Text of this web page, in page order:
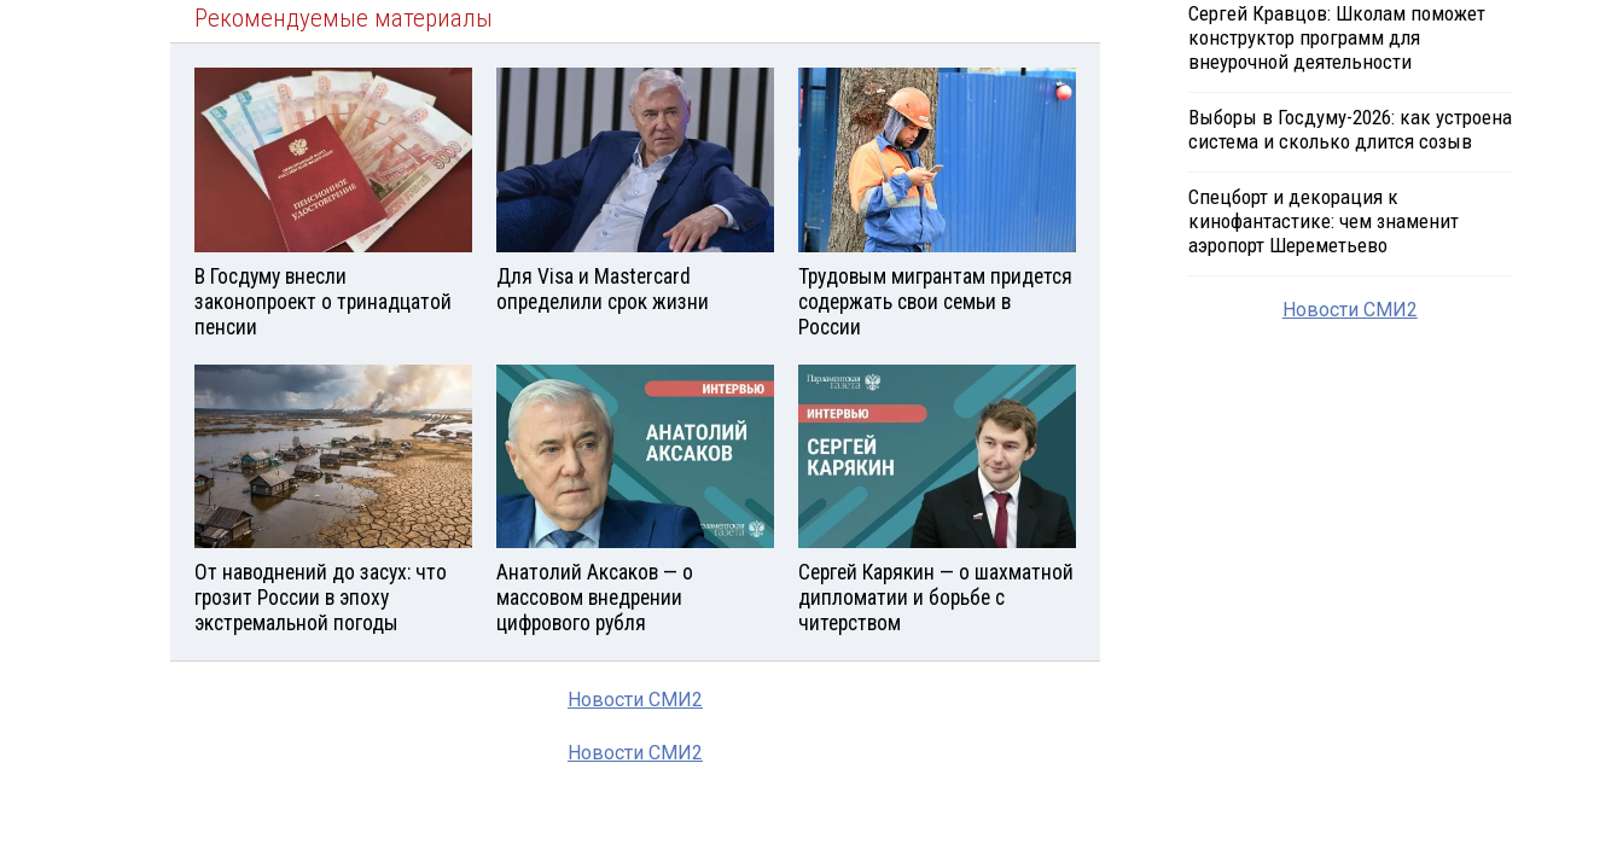
Рекомендуемые материалы
В Госдуму внесли
законопроект о тринадцатой
пенсии
Для Visа и Mastercard
определили срок жизни
Трудовым мигрантам придется
содержать свои семьи в
России
От наводнений до засух: что
грозит России в эпоху
экстремальной погоды
Анатолий Аксаков — о
массовом внедрении
цифрового рубля
Сергей Карякин — о шахматной
дипломатии и борьбе с
читерством
Новости СМИ2
Новости СМИ2
Сергей Кравцов: Школам поможет
конструктор программ для
внеурочной деятельности
Выборы в Госдуму-2026: как устроена
система и сколько длится созыв
Спецборт и декорация к
кинофантастике: чем знаменит
аэропорт Шереметьево
Новости СМИ2